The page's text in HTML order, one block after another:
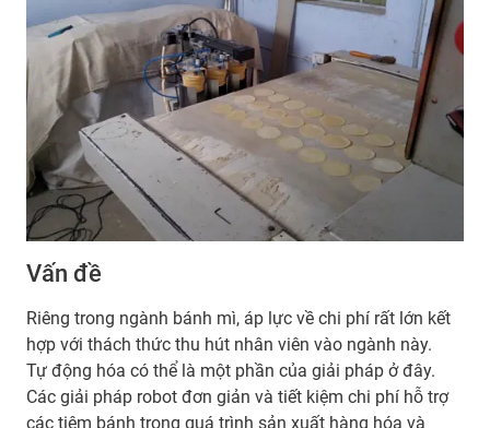
Vấn đề
Riêng trong ngành bánh mì, áp lực về chi phí rất lớn kết
hợp với thách thức thu hút nhân viên vào ngành này.
Tự động hóa có thể là một phần của giải pháp ở đây.
Các giải pháp robot đơn giản và tiết kiệm chi phí hỗ trợ
các tiệm bánh trong quá trình sản xuất hàng hóa và